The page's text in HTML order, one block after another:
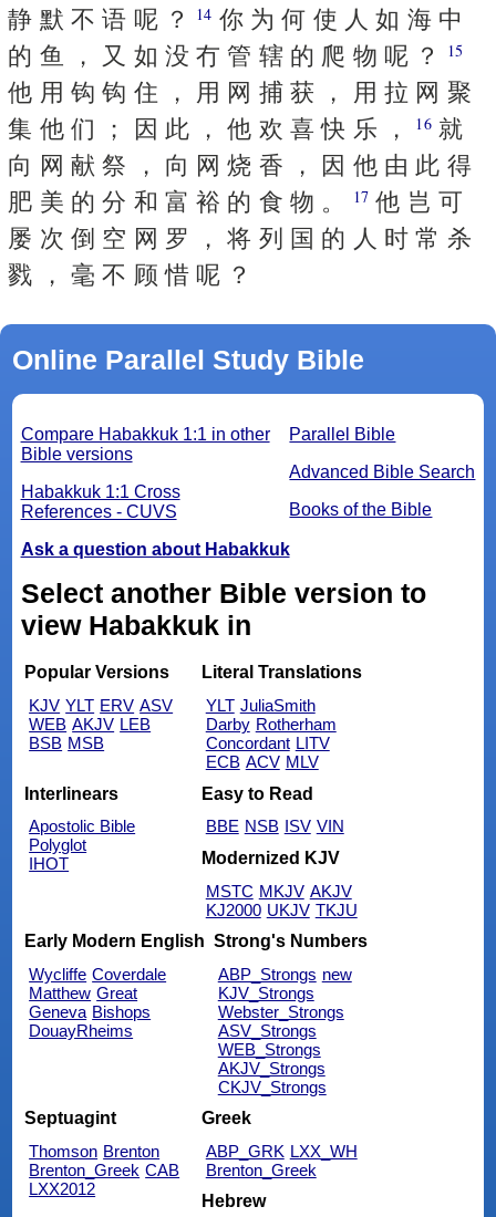
静 默 不 语 呢 ？
14 你 为 何 使 人 如 海 中
的 鱼 ， 又 如 没 冇 管 辖 的 爬 物 呢 ？
15
他 用 钩 钩 住 ， 用 网 捕 获 ， 用 拉 网 聚
集 他 们 ； 因 此 ， 他 欢 喜 快 乐 ，
16就
向 网 献 祭 ， 向 网 烧 香 ， 因 他 由 此 得
肥 美 的 分 和 富 裕 的 食 物 。
17 他 岂 可
屡 次 倒 空 网 罗 ， 将 列 国 的 人 时 常 杀
戮 ， 毫 不 顾 惜 呢 ？
Online Parallel Study Bible
Parallel Bible
Advanced Bible Search
Books of the Bible
Compare Habakkuk 1:1 in other
Bible versions
Habakkuk 1:1 Cross
References - CUVS
Ask a question about Habakkuk
Select another Bible version to
view Habakkuk in
Popular Versions
KJV YLT ERV ASV
WEB AKJV LEB
BSB MSB
Literal Translations
YLT JuliaSmith
Darby Rotherham
Concordant LITV
ECB ACV MLV
Interlinears
Apostolic Bible
Polyglot
IHOT
Easy to Read
BBE NSB ISV VIN
Modernized KJV
MSTC MKJV AKJV
KJ2000 UKJV TKJU
Early Modern English
Wycliffe Coverdale
Matthew Great
Geneva Bishops
DouayRheims
Strong's Numbers
ABP_Strongs new
KJV_Strongs
Webster_Strongs
ASV_Strongs
WEB_Strongs
AKJV_Strongs
CKJV_Strongs
Septuagint
Thomson Brenton
Brenton_Greek CAB
LXX2012
Greek
ABP_GRK LXX_WH
Brenton_Greek
Hebrew